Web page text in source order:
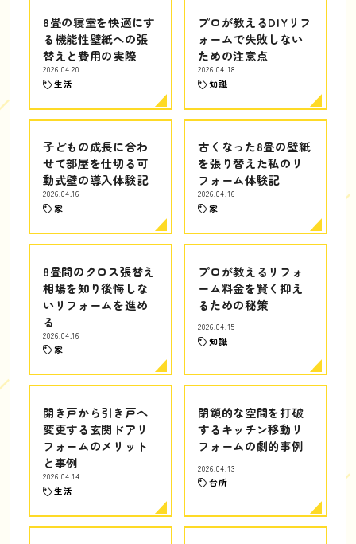
8畳の寝室を快適にす
る機能性壁紙への張
替えと費用の実際
2026.04.20
生活
プロが教えるDIYリフ
ォームで失敗しない
ための注意点
2026.04.18
知識
子どもの成長に合わ
せて部屋を仕切る可
動式壁の導入体験記
2026.04.16
家
古くなった8畳の壁紙
を張り替えた私のリ
フォーム体験記
2026.04.16
家
8畳間のクロス張替え
相場を知り後悔しな
いリフォームを進め
る
2026.04.16
家
プロが教えるリフォ
ーム料金を賢く抑え
るための秘策
2026.04.15
知識
開き戸から引き戸へ
変更する玄関ドアリ
フォームのメリット
と事例
2026.04.14
生活
閉鎖的な空間を打破
するキッチン移動リ
フォームの劇的事例
2026.04.13
台所